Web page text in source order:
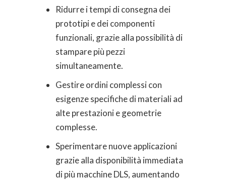
Ridurre i tempi di consegna dei
prototipi e dei componenti
funzionali, grazie alla possibilità di
stampare più pezzi
simultaneamente.
Gestire ordini complessi con
esigenze specifiche di materiali ad
alte prestazioni e geometrie
complesse.
Sperimentare nuove applicazioni
grazie alla disponibilità immediata
di più macchine DLS, aumentando